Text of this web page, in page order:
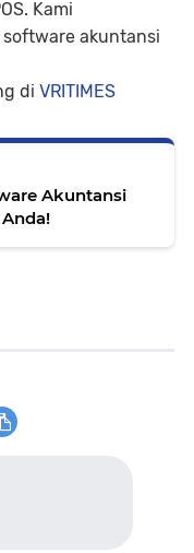
Kami
akuntansi
di VRITIMES
Akuntansi